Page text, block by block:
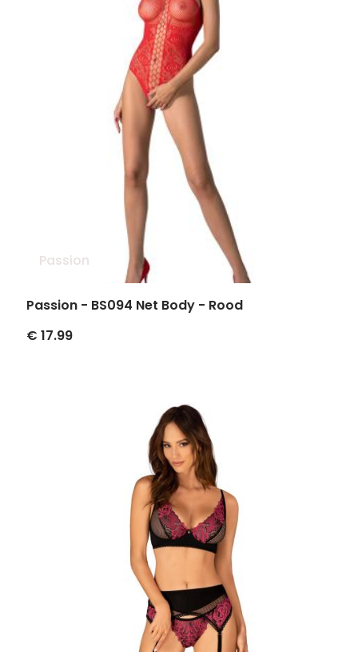
Passion
Passion - BS094 Net Body - Rood
€ 17.99